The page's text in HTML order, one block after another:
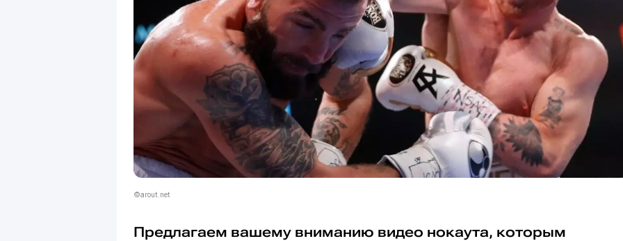
©arout.net
Предлагаем вашему вниманию видео нокаута, которым